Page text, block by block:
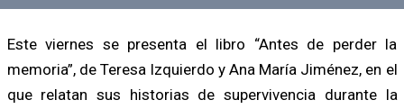
Este viernes se presenta el libro “Antes de perder la
memoria”, de Teresa Izquierdo y Ana María Jiménez, en el
que relatan sus historias de supervivencia durante la